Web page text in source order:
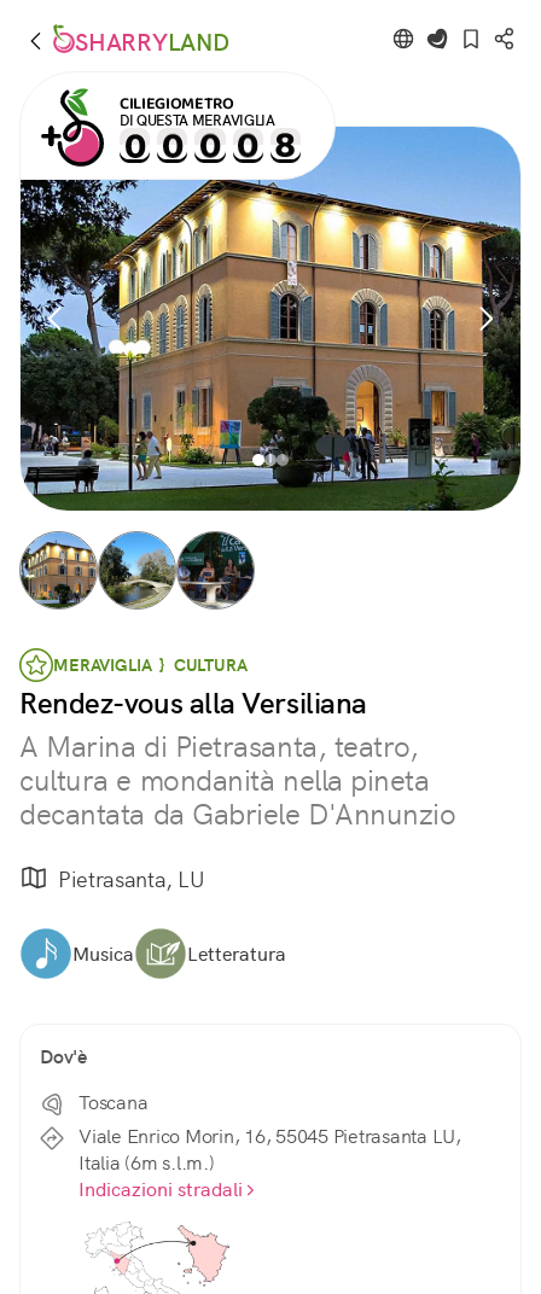
SHARRYLAND
CILIEGIOMETRO
DI QUESTA MERAVIGLIA
MERAVIGLIA } CULTURA
Rendez-vous alla Versiliana
A Marina di Pietrasanta, teatro,
cultura e mondanità nella pineta
decantata da Gabriele D'Annunzio
Pietrasanta, LU
Musica Letteratura
Dov'è
Toscana
Viale Enrico Morin, 16, 55045 Pietrasanta LU,
Italia (6m s.l.m.)
Indicazioni stradali